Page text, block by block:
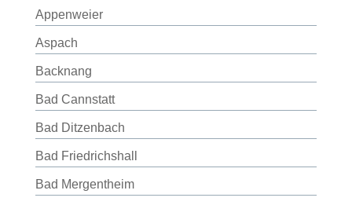
Appenweier
Aspach
Backnang
Bad Cannstatt
Bad Ditzenbach
Bad Friedrichshall
Bad Mergentheim